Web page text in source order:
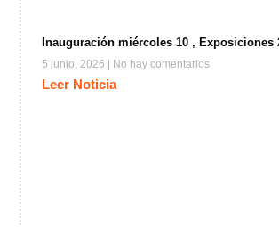
Inauguración miércoles 10 , Exposiciones
5 junio, 2026 No hay comentarios
Leer Noticia